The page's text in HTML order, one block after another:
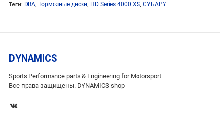
Теги: DBA Тормозные диски HD Series 4000 XS СУБАРУ
DYNAMICS
Sports Performance parts & Engineering for Motorsport
Все права защищены. DYNAMICS-shop